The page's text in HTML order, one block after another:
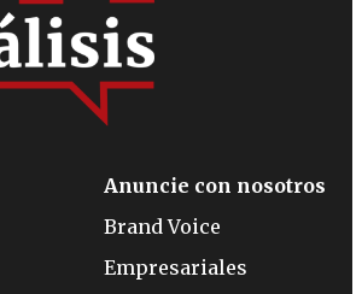
Anuncie con nosotros
Brand Voice
Empresariales